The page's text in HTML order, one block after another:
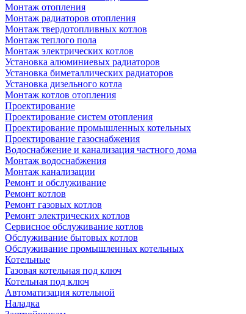
Монтаж отопления
Монтаж радиаторов отопления
Монтаж твердотопливных котлов
Монтаж теплого пола
Монтаж электрических котлов
Установка алюминиевых радиаторов
Установка биметаллических радиаторов
Установка дизельного котла
Монтаж котлов отопления
Проектирование
Проектирование систем отопления
Проектирование промышленных котельных
Проектирование газоснабжения
Водоснабжение и канализация частного дома
Монтаж водоснабжения
Монтаж канализации
Ремонт и обслуживание
Ремонт котлов
Ремонт газовых котлов
Ремонт электрических котлов
Сервисное обслуживание котлов
Обслуживание бытовых котлов
Обслуживание промышленных котельных
Котельные
Газовая котельная под ключ
Котельная под ключ
Автоматизация котельной
Наладка